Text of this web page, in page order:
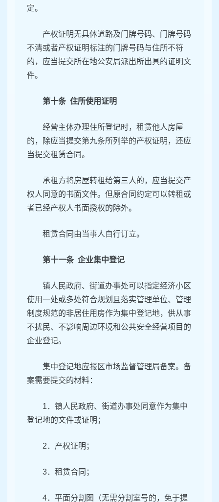
定。
产权证明无具体道路及门牌号码、门牌号码
不清或者产权证明标注的门牌号码与住所不符
的，应当提交所在地公安局派出所出具的证明文
件。
第十条 住所使用证明
经营主体办理住所登记时，租赁他人房屋
的，除应当提交第九条所列举的产权证明，还应
当提交租赁合同。
承租方将房屋转租给第三人的，应当提交产
权人同意的书面文件。但原合同约定可以转租或
者已经产权人书面授权的除外。
租赁合同由当事人自行订立。
第十一条 企业集中登记
镇人民政府、街道办事处可以指定经济小区
使用一处或多处符合规划且落实管理单位、管理
制度规范的非居住用房作为集中登记地，供从事
不扰民、不影响周边环境和公共安全经营项目的
企业登记。
集中登记地应报区市场监督管理局备案。备
案需要提交的材料：
1．镇人民政府、街道办事处同意作为集中
登记地的文件或证明；
2．产权证明；
3．租赁合同；
4．平面分割图（无需分割室号的，免于提